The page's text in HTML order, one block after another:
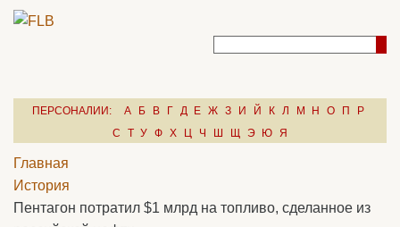
ПЕРСОНАЛИИ: А Б В Г Д Е Ж З И Й К Л М Н О П
Р
С
Т У Ф Х Ц Ч Ш Щ Э Ю Я
Главная
История
Пентагон потратил $1 млрд на топливо, сделанное из